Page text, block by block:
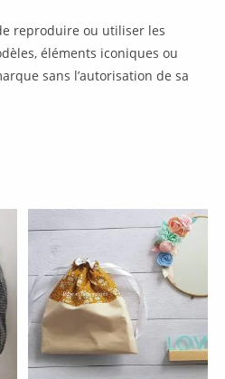
reproduire ou utiliser les
éléments iconiques ou
sans l’autorisation de sa